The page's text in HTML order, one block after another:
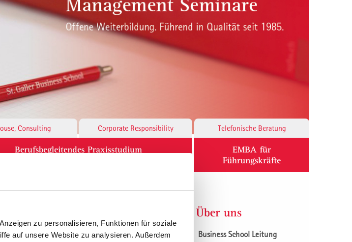
zu personalisieren, Funktionen für soziale
auf unsere Website zu analysieren. Außerdem
Consulting Corporate Responsibility Telefonische Beratung
Berufsbegleitendes Praxisstudium
EMBA für
Führungskräfte
Über uns
Business School Leitung